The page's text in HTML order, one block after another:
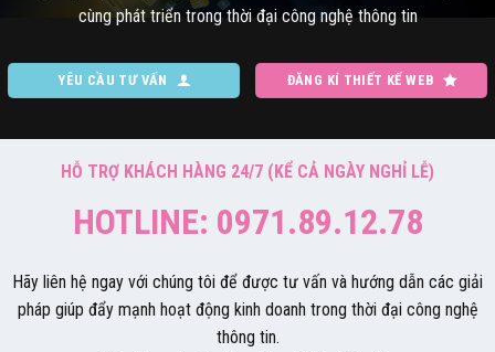
cùng phát triển trong thời đại công nghệ thông tin
YÊU CẦU TƯ VẤN ĐĂNG KÍ THIẾT KẾ WEB
HỖ TRỢ KHÁCH HÀNG 24/7 (KỂ CẢ NGÀY NGHỈ LỄ)
HOTLINE: 0971.89.12.78
Hãy liên hệ ngay với chúng tôi để được tư vấn và hướng dẫn các giải
pháp giúp đẩy mạnh hoạt động kinh doanh trong thời đại công nghệ
thông tin.